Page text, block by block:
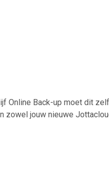
Online Back-up moet dit
zowel jouw nieuwe